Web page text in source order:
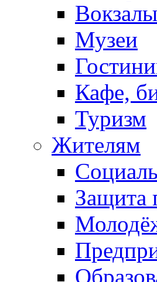
Вокзалы
Музеи
Кафе,
Туризм
Жителям
Защита